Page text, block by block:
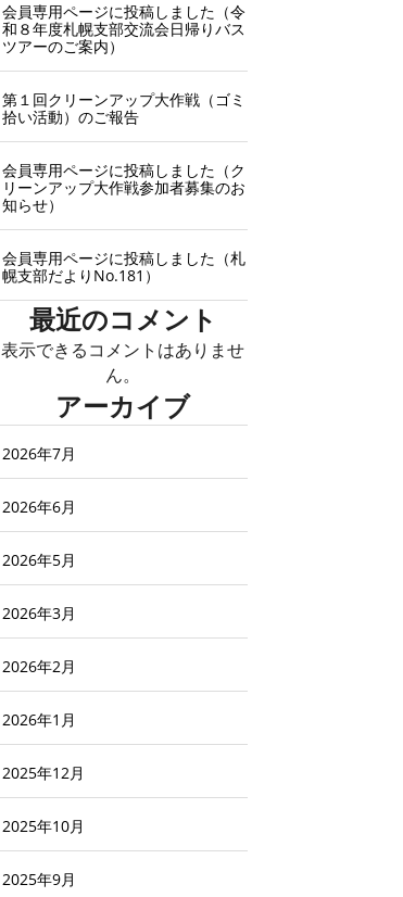
会員専用ページに投稿しました（令
和８年度札幌支部交流会日帰りバス
ツアーのご案内）
第１回クリーンアップ大作戦（ゴミ
拾い活動）のご報告
会員専用ページに投稿しました（ク
リーンアップ大作戦参加者募集のお
知らせ）
会員専用ページに投稿しました（札
幌支部だよりNo.181）
最近のコメント
表示できるコメントはありませ
ん。
アーカイブ
2026年7月
2026年6月
2026年5月
2026年3月
2026年2月
2026年1月
2025年12月
2025年10月
2025年9月